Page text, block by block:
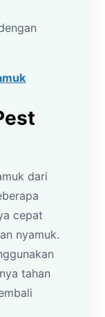
dari
cepat
nyamuk.
tahan